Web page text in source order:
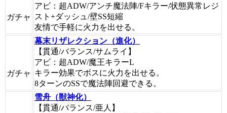
ガチャ
アビ：超ADW/アンチ魔法陣/Fキラー/状態異常レジ
スト+ダッシュ/壁SS短縮
友情で手軽に火力を出せる。
ガチャ
幕末リザレクション（進化）
【貫通/バランス/サムライ】
アビ：超ADW/魔王キラーL
キラー効果でボスに火力を出せる。
8ターンのSSで魔法陣回避できる。
雪舟（獣神化）
【貫通/バランス/亜人】